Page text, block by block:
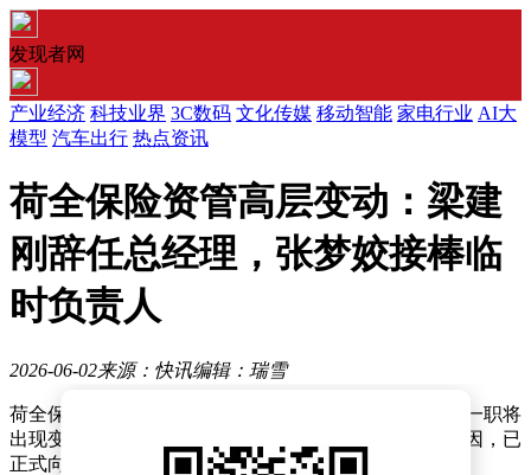
发现者网
产业经济 科技业界 3C数码 文化传媒 移动智能 家电行业 AI大
模型 汽车出行 热点资讯
荷全保险资管高层变动：梁建
刚辞任总经理，张梦姣接棒临
时负责人
2026-06-02来源：快讯编辑：瑞雪
荷全保险资产管理有限公司近日对外宣布，公司总经理一职将
出现变动。根据公司董事会决议，梁建刚因个人发展原因，已
正式向公司提出辞去总经理职务的申请，并获得批准。